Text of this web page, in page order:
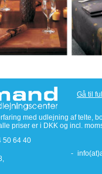
Gå til
med udlejning af telte,
priser er i DKK og incl.
50 64 40
,
-